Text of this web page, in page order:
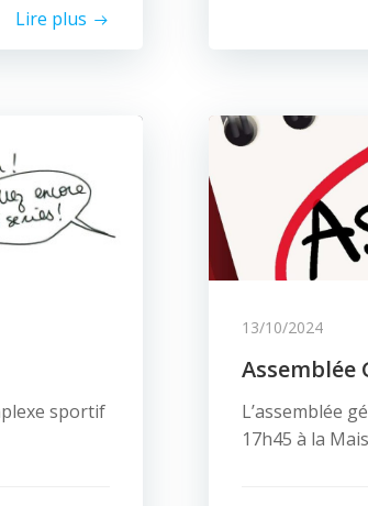
Lire plus
sportif
13/10/2024
Assemblée
L’assemblée
17h45 à la